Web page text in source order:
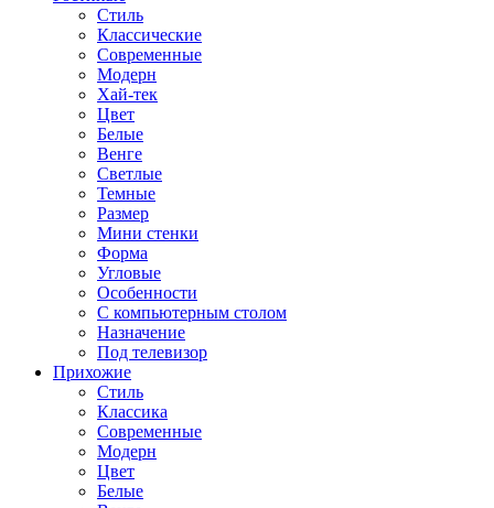
Стиль
Классические
Современные
Модерн
Хай-тек
Цвет
Белые
Венге
Светлые
Темные
Размер
Мини стенки
Форма
Угловые
Особенности
С компьютерным столом
Назначение
Под телевизор
Прихожие
Стиль
Классика
Современные
Модерн
Цвет
Белые